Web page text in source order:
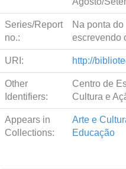
Series/Report
no.:
Na ponta
escrevendo
URI: http://
Other
Identifiers:
Centro de
Cultura e
Appears in
Collections:
Arte e
Educação